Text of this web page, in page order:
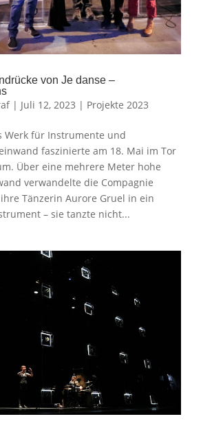
von Je danse –
| Juli 12, 2023 | Projekte 2023
Werk für Instrumente und
faszinierte am 18. Mai im Tor
Über eine mehrere Meter hohe
verwandelte die Compagnie
ihre Tänzerin Aurore Gruel in ein
– sie tanzte nicht...